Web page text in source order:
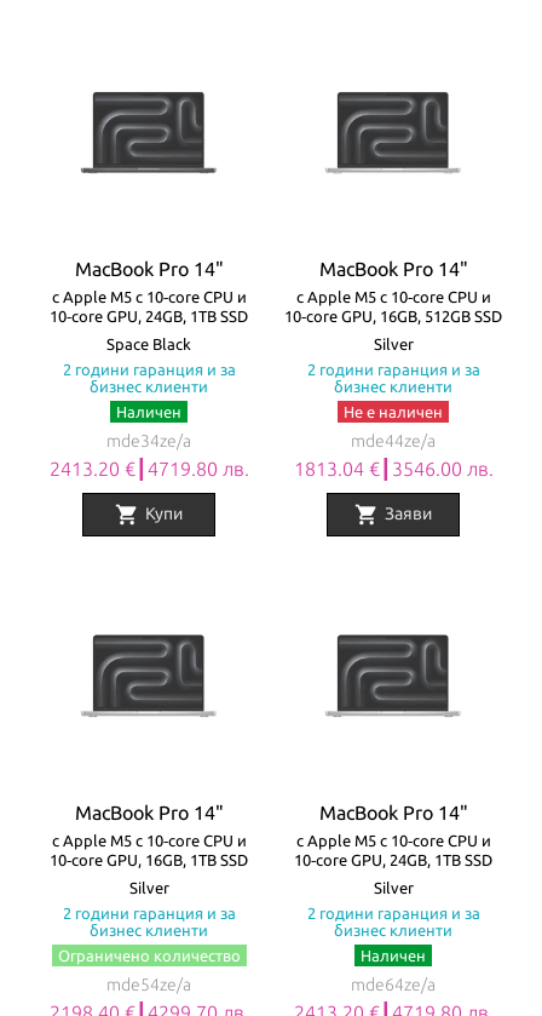
MacBook Pro 14"
с Apple M5 с 10‑core CPU и
10‑core GPU, 24GB, 1TB SSD
Space Black
2 години гаранция и за
бизнес клиенти
Наличен
mde34ze/a
2413.20 €┃4719.80 лв.
shopping_cart Купи
MacBook Pro 14"
с Apple M5 с 10‑core CPU и
10‑core GPU, 16GB, 512GB SSD
Silver
2 години гаранция и за
бизнес клиенти
Не е наличен
mde44ze/a
1813.04 €┃3546.00 лв.
shopping_cart Заяви
MacBook Pro 14"
с Apple M5 с 10‑core CPU и
10‑core GPU, 16GB, 1TB SSD
Silver
2 години гаранция и за
бизнес клиенти
Ограничено количество
mde54ze/a
MacBook Pro 14"
с Apple M5 с 10‑core CPU и
10‑core GPU, 24GB, 1TB SSD
Silver
2 години гаранция и за
бизнес клиенти
Наличен
mde64ze/a